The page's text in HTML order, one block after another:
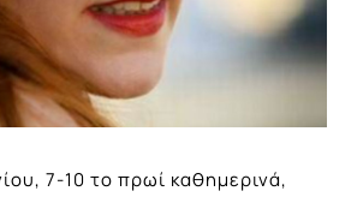
7-10 το πρωί καθημερινά,